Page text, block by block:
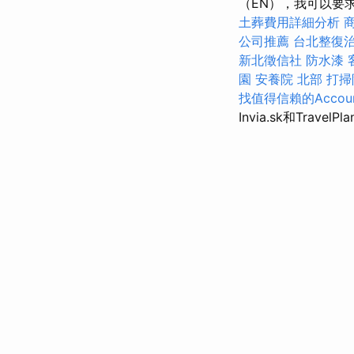
土葬費用詳細分析
公司推薦 台北整復
新北徵信社 防水漆
園 安養院 北部 打
找值得信賴的
Invia.sk和